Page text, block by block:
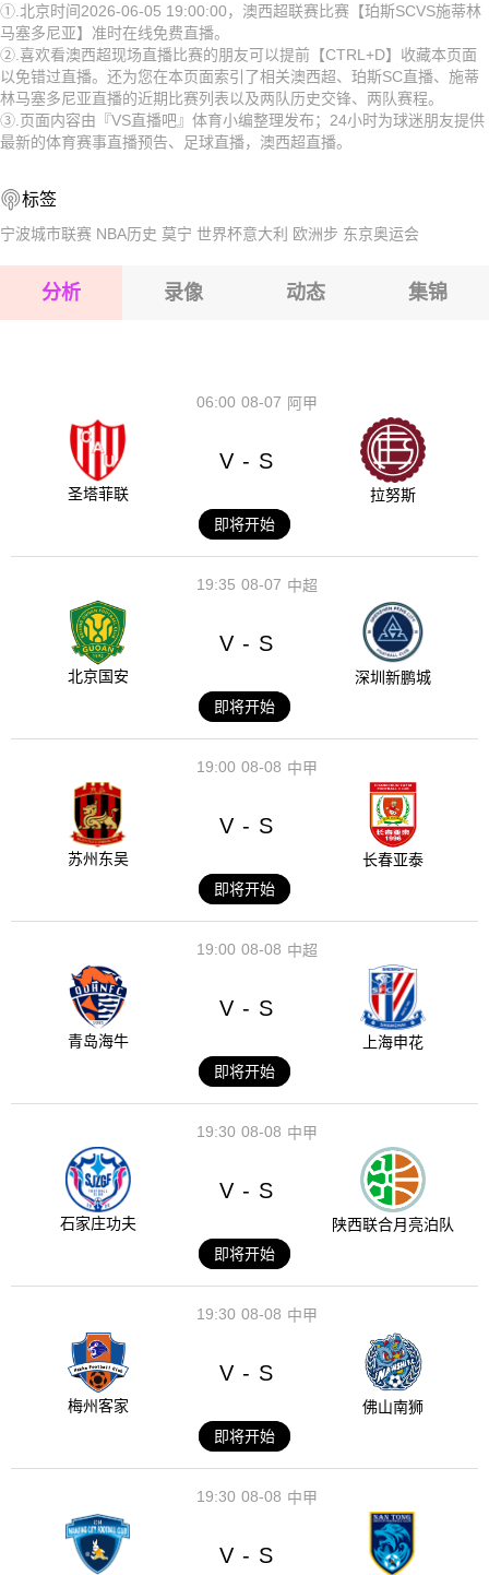
2026-08-15 【澳西超】 珀斯SCVS施蒂林马塞多尼亚
2026-08-15 【澳西超】 珀斯SCVS施蒂林马塞多尼亚
2026-08-15 【澳西超】 珀斯SCVS施蒂林马塞多尼亚
2026-08-15 【澳西超】 珀斯SCVS施蒂林马塞多尼亚
2026-08-15 【澳西超】 珀斯SCVS施蒂林马塞多尼亚
2026-08-15 【澳西超】 珀斯SCVS施蒂林马塞多尼亚
2026-08-15 【澳西超】 珀斯SCVS施蒂林马塞多尼亚
①.北京时间2026-06-05 19:00:00，澳西超联赛比赛【珀斯SCVS施蒂林
马塞多尼亚】准时在线免费直播。
②.喜欢看澳西超现场直播比赛的朋友可以提前【CTRL+D】收藏本页面
以免错过直播。还为您在本页面索引了相关澳西超、珀斯SC直播、施蒂
林马塞多尼亚直播的近期比赛列表以及两队历史交锋、两队赛程。
③.页面内容由『VS直播吧』体育小编整理发布；24小时为球迷朋友提供
最新的体育赛事直播预告、足球直播，澳西超直播。
标签
宁波城市联赛 NBA历史 莫宁 世界杯意大利 欧洲步 东京奥运会
分析 录像 动态 集锦
08-07
06:00 阿甲
圣塔菲联
V - S
拉努斯
即将开始
08-07
19:35 中超
北京国安
V - S
深圳新鹏城
即将开始
08-08
19:00 中甲
苏州东吴
V - S
长春亚泰
即将开始
08-08
19:00 中超
青岛海牛
V - S
上海申花
即将开始
08-08
19:30 中甲
石家庄功夫
V - S
陕西联合月亮泊队
即将开始
08-08
19:30 中甲
梅州客家
V - S
佛山南狮
即将开始
08-08
19:30 中甲
V - S